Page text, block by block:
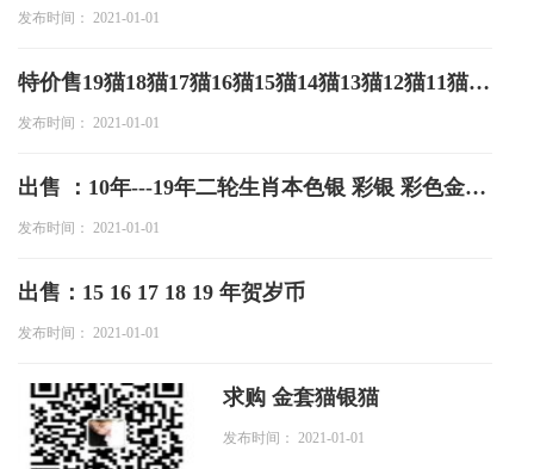
新品预告
投资论坛
发布时间： 2021-01-01
特价售19猫18猫17猫16猫15猫14猫13猫12猫11猫10猫
发布时间： 2021-01-01
出售 ：10年---19年二轮生肖本色银 彩银 彩色金银 本色金银币
发布时间： 2021-01-01
出售：15 16 17 18 19 年贺岁币
发布时间： 2021-01-01
求购 金套猫银猫
发布时间： 2021-01-01